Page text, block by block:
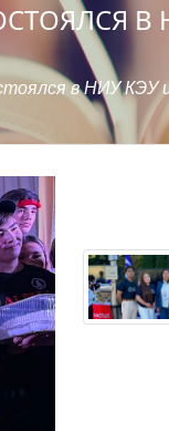
в НИУ КЭУ